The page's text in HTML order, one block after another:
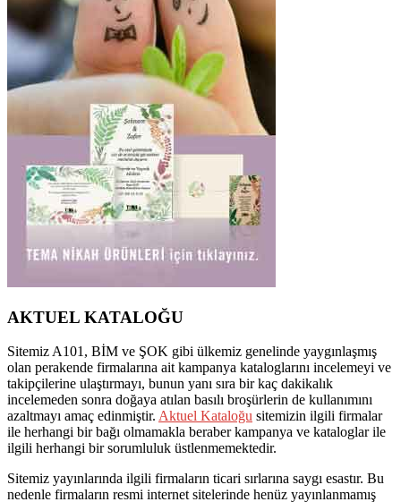
AKTUEL KATALOĞU
Sitemiz A101, BİM ve ŞOK gibi ülkemiz genelinde yaygınlaşmış
olan perakende firmalarına ait kampanya kataloglarını incelemeyi ve
takipçilerine ulaştırmayı, bunun yanı sıra bir kaç dakikalık
incelemeden sonra doğaya atılan basılı broşürlerin de kullanımını
azaltmayı amaç edinmiştir. Aktuel Kataloğu sitemizin ilgili firmalar
ile herhangi bir bağı olmamakla beraber kampanya ve kataloglar ile
ilgili herhangi bir sorumluluk üstlenmemektedir.
Sitemiz yayınlarında ilgili firmaların ticari sırlarına saygı esastır. Bu
nedenle firmaların resmi internet sitelerinde henüz yayınlanmamış